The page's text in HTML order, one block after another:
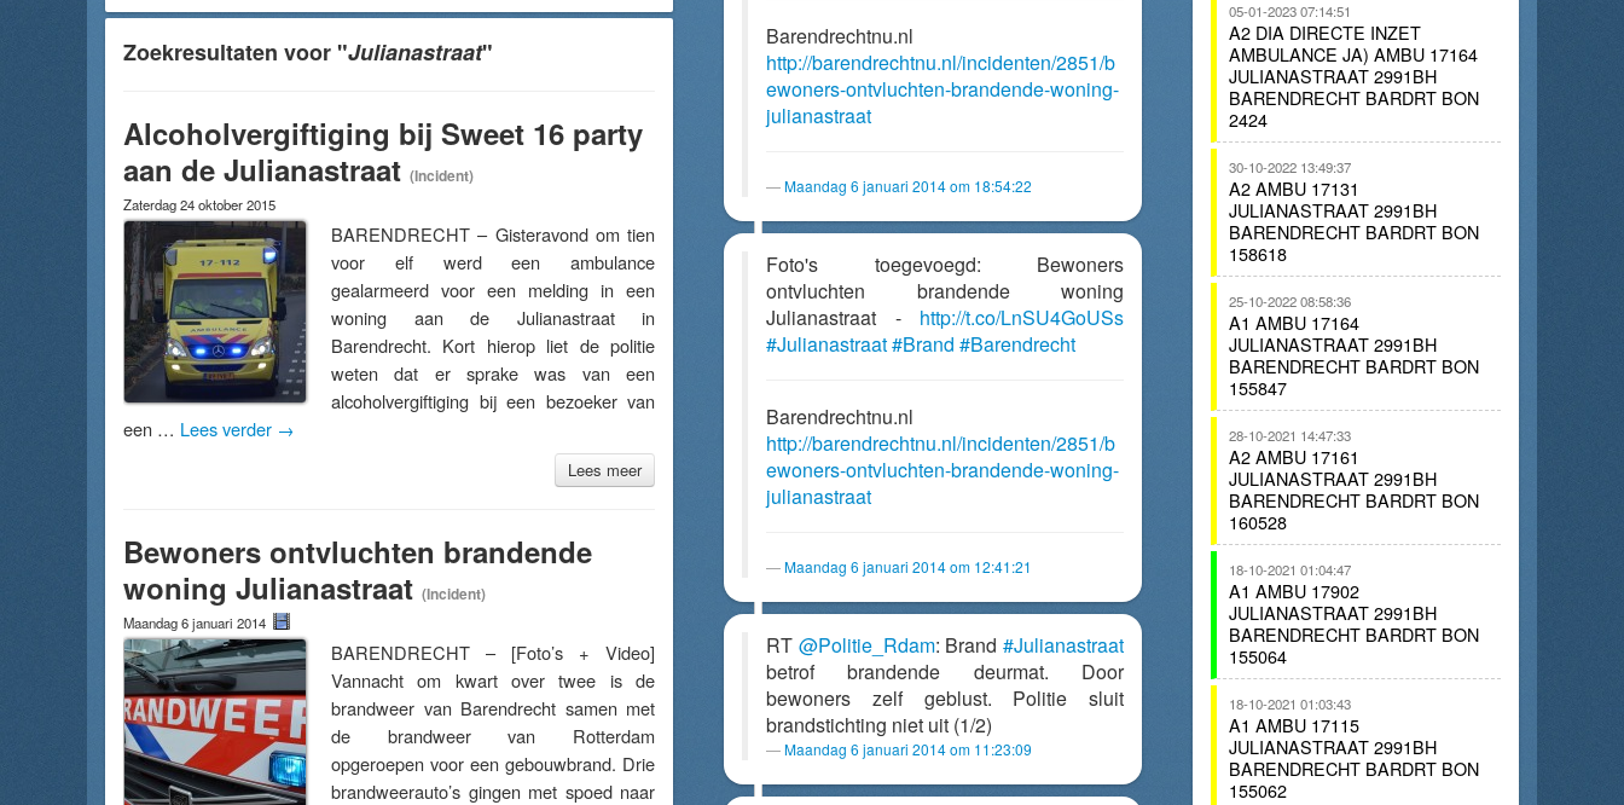
Zoekresultaten voor "Julianastraat"
Alcoholvergiftiging bij Sweet 16 party
aan de Julianastraat (Incident)
Zaterdag 24 oktober 2015
BARENDRECHT – Gisteravond om tien
voor elf werd een ambulance
gealarmeerd voor een melding in een
woning aan de Julianastraat in
Barendrecht. Kort hierop liet de politie
weten dat er sprake was van een
alcoholvergiftiging bij een bezoeker van
een … Lees verder →
Lees meer
Bewoners ontvluchten brandende
woning Julianastraat (Incident)
Maandag 6 januari 2014
BARENDRECHT – [Foto’s + Video]
Vannacht om kwart over twee is de
brandweer van Barendrecht samen met
de brandweer van Rotterdam
opgeroepen voor een gebouwbrand. Drie
brandweerauto’s gingen met spoed naar
Barendrechtnu.nl
http://barendrechtnu.nl/incidenten/2851/b
ewoners-ontvluchten-brandende-woning-
julianastraat
Maandag 6 januari 2014 om 18:54:22
Foto's toegevoegd: Bewoners
ontvluchten brandende woning
Julianastraat - http://t.co/LnSU4GoUSs
#Julianastraat#Brand #Barendrecht
Barendrechtnu.nl
http://barendrechtnu.nl/incidenten/2851/b
ewoners-ontvluchten-brandende-woning-
julianastraat
Maandag 6 januari 2014 om 12:41:21
RT @Politie_Rdam: Brand#Julianastraat
betrof brandende deurmat. Door
bewoners zelf geblust. Politie sluit
brandstichting niet uit (1/2)
Maandag 6 januari 2014 om 11:23:09
05-01-2023 07:14:51
A2 DIA DIRECTE INZET
AMBULANCE JA) AMBU 17164
JULIANASTRAAT 2991BH
BARENDRECHT BARDRT BON
2424
30-10-2022 13:49:37
A2 AMBU 17131
JULIANASTRAAT 2991BH
BARENDRECHT BARDRT BON
158618
25-10-2022 08:58:36
A1 AMBU 17164
JULIANASTRAAT 2991BH
BARENDRECHT BARDRT BON
155847
28-10-2021 14:47:33
A2 AMBU 17161
JULIANASTRAAT 2991BH
BARENDRECHT BARDRT BON
160528
18-10-2021 01:04:47
A1 AMBU 17902
JULIANASTRAAT 2991BH
BARENDRECHT BARDRT BON
155064
18-10-2021 01:03:43
A1 AMBU 17115
JULIANASTRAAT 2991BH
BARENDRECHT BARDRT BON
155062